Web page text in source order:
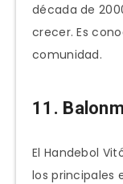
década de
crecer. Es
comunidad.
11.
El Handebol
los principales